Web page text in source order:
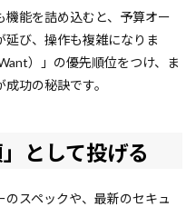
機能を詰め込むと、予算オー
び、操作も複雑になりま
）」の優先順位をつけ、ま
功の秘訣です。
として投げる
スペックや、最新のセキュ